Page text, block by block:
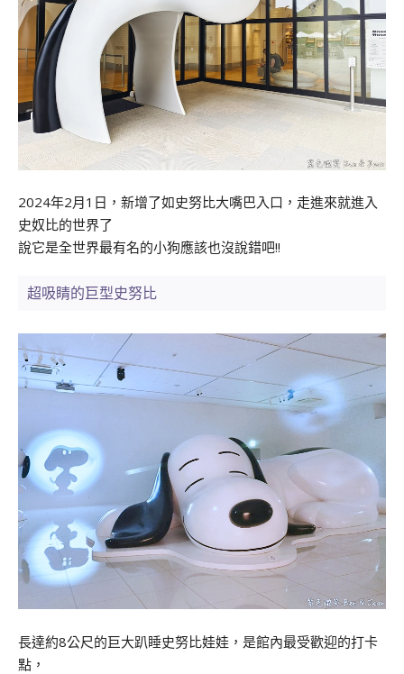
2024年2月1日，新增了如史努比大嘴巴入口，走進來就進入
史奴比的世界了
說它是全世界最有名的小狗應該也沒說錯吧!!
超吸睛的巨型史努比
長達約8公尺的巨大趴睡史努比娃娃，是館內最受歡迎的打卡
點，